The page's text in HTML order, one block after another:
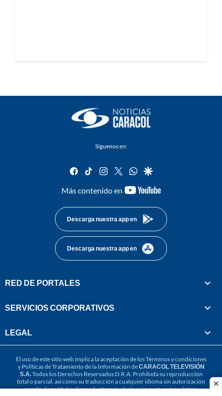
Síguenos en:
facebook
tiktok instagram
twitterwhatsapp
google
Más contenido en
youtube-
Descarga nuestra app en
Descarga nuestra app en
RED DE PORTALES
SERVICIOS CORPORATIVOS
LEGAL
El uso de este sitio web implica la aceptación de losTérminos y condiciones
y Políticas de Tratamiento de la Información deCARACOL TELEVISIÓN
S.A.Todos los Derechos Reservados D.R.A. Prohibida su reproducción
total o parcial, así como su traducción a cualquier idioma sin autorización
escrita de su titular. Reproduction in whole or in part, or translation